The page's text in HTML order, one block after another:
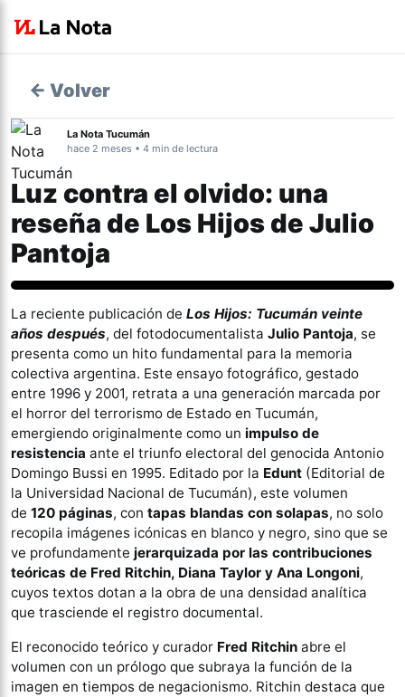
← Volver
La Nota Tucumán
hace 2 meses • 4 min de lectura
Luz contra el olvido: una
reseña de Los Hijos de Julio
Pantoja
Actualidad
La reciente publicación de Los Hijos: Tucumán veinte
años después, del fotodocumentalista Julio Pantoja, se
presenta como un hito fundamental para la memoria
colectiva argentina. Este ensayo fotográfico, gestado
entre 1996 y 2001, retrata a una generación marcada por
el horror del terrorismo de Estado en Tucumán,
emergiendo originalmente como un impulso de
resistencia ante el triunfo electoral del genocida Antonio
Domingo Bussi en 1995. Editado por la Edunt (Editorial de
la Universidad Nacional de Tucumán), este volumen
de 120 páginas, con tapas blandas con solapas, no solo
recopila imágenes icónicas en blanco y negro, sino que se
ve profundamente jerarquizada por las contribuciones
teóricas de Fred Ritchin, Diana Taylor y Ana Longoni,
cuyos textos dotan a la obra de una densidad analítica
que trasciende el registro documental.
El reconocido teórico y curador Fred Ritchin abre el
volumen con un prólogo que subraya la función de la
imagen en tiempos de negacionismo. Ritchin destaca que